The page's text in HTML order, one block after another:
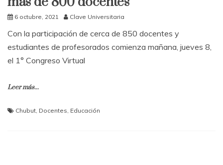
6 octubre, 2021 Clave Universitaria
Con la participación de cerca de 850 docentes y
estudiantes de profesorados comienza mañana, jueves 8,
el 1° Congreso Virtual
Leer más...
Chubut, Docentes, Educación